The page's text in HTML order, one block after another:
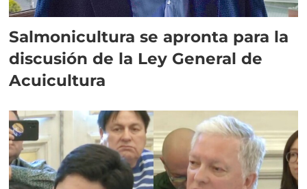
Salmonicultura se apronta para la
discusión de la Ley General de
Acuicultura